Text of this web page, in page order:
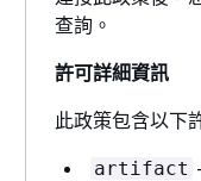
查詢。
許可詳細資訊
此政策包含以下
artifact